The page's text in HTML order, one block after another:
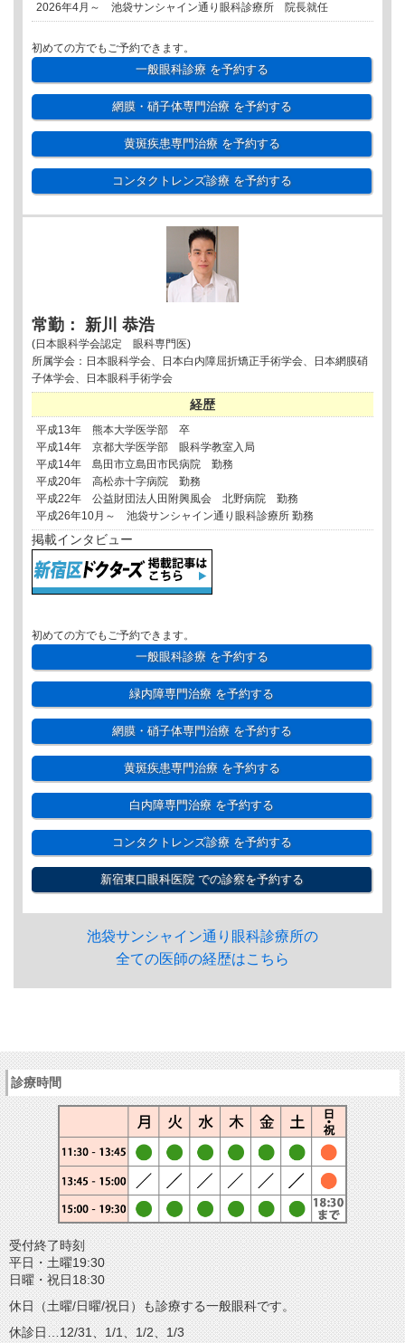
2026年4月～ 池袋サンシャイン通り眼科診療所 院長就任
初めての方でもご予約できます。
一般眼科診療を予約する
網膜・硝子体専門治療を予約する
黄斑疾患専門治療を予約する
コンタクトレンズ診療を予約する
常勤： 新川 恭浩
(日本眼科学会認定 眼科専門医)
所属学会：日本眼科学会、日本白内障屈折矯正手術学会、日本網膜硝
子体学会、日本眼科手術学会
経歴
平成13年 熊本大学医学部 卒
平成14年 京都大学医学部 眼科学教室入局
平成14年 島田市立島田市民病院 勤務
平成20年 高松赤十字病院 勤務
平成22年 公益財団法人田附興風会 北野病院 勤務
平成26年10月～ 池袋サンシャイン通り眼科診療所 勤務
掲載インタビュー
初めての方でもご予約できます。
一般眼科診療を予約する
緑内障専門治療 を予約する
網膜・硝子体専門治療を予約する
黄斑疾患専門治療を予約する
白内障専門治療 を予約する
コンタクトレンズ診療を予約する
新宿東口眼科医院での診察を予約する
池袋サンシャイン通り眼科診療所の
全ての医師の経歴はこちら
診療時間
受付終了時刻
平日・土曜19:30
日曜・祝日18:30
休日（土曜/日曜/祝日）も診療する一般眼科です。
休診日…12/31、1/1、1/2、1/3